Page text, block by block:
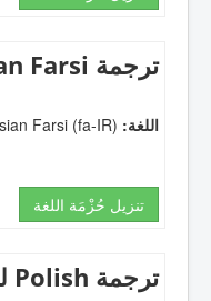
ترجمة Persian Farsi لـ جوملا 1.5
اللغة:
تنزيل حُزْمَة اللغة
ترجمة Polish لـ جوملا 1.5